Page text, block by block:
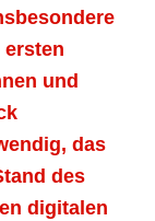
ersten
und
das
des
digitalen